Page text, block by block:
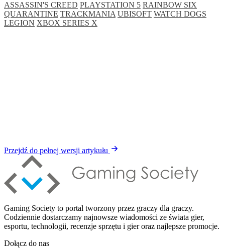
ASSASSIN'S CREED PLAYSTATION 5 RAINBOW SIX
QUARANTINE TRACKMANIA UBISOFT WATCH DOGS
LEGION XBOX SERIES X
Przejdź do pełnej wersji artykułu
Gaming Society to portal tworzony przez graczy dla graczy.
Codziennie dostarczamy najnowsze wiadomości ze świata gier,
esportu, technologii, recenzje sprzętu i gier oraz najlepsze promocje.
Dołącz do nas